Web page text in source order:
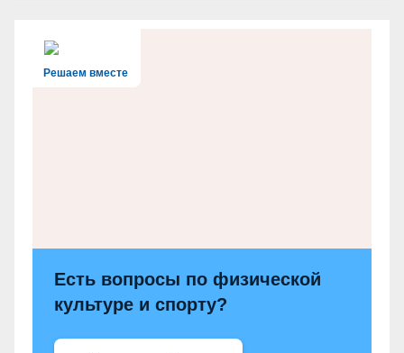
Решаем вместе
Есть вопросы по физической
культуре и спорту?